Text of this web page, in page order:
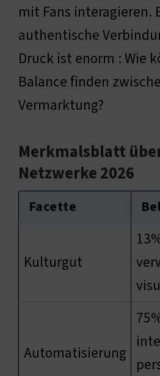
mit Fans interagieren.
authentische
Druck ist enorm : Wie
Balance finden
Vermarktung?
Merkmalsblatt
Netzwerke 2026
Facette
Kulturgut
Automatisierung